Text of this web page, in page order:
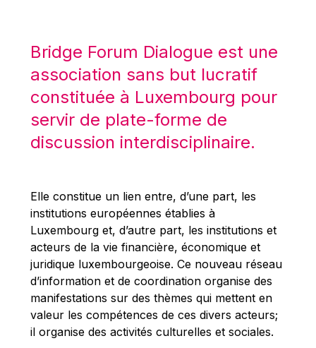
Mario Centeno
Mario Monti
Maroš ŠEFČOVIČ
Martin Bailey
Martine Reicherts
Michael Sohlman
Michel Goedert
Mireille Delmas-Marty
Nobuo Tanaka
Otmar Issing
Paolo Mengozzi
Paschal Donohoe
Bridge Forum Dialogue est une
association sans but lucratif
constituée à Luxembourg pour
servir de plate-forme de
discussion interdisciplinaire.
Elle constitue un lien entre, d’une part, les
institutions européennes établies à
Luxembourg et, d’autre part, les institutions et
acteurs de la vie financière, économique et
juridique luxembourgeoise. Ce nouveau réseau
d’information et de coordination organise des
manifestations sur des thèmes qui mettent en
valeur les compétences de ces divers acteurs;
il organise des activités culturelles et sociales.